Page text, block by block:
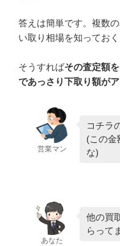
答えは簡単です。複数
い取り相場を知っておく
そうすればその査定額
であっさり下取り額が
営業マン
コチラ
(この金
な)
あなた
他の買
らって